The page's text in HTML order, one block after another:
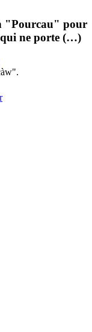
"Pourcau" pour
qui ne porte (…)